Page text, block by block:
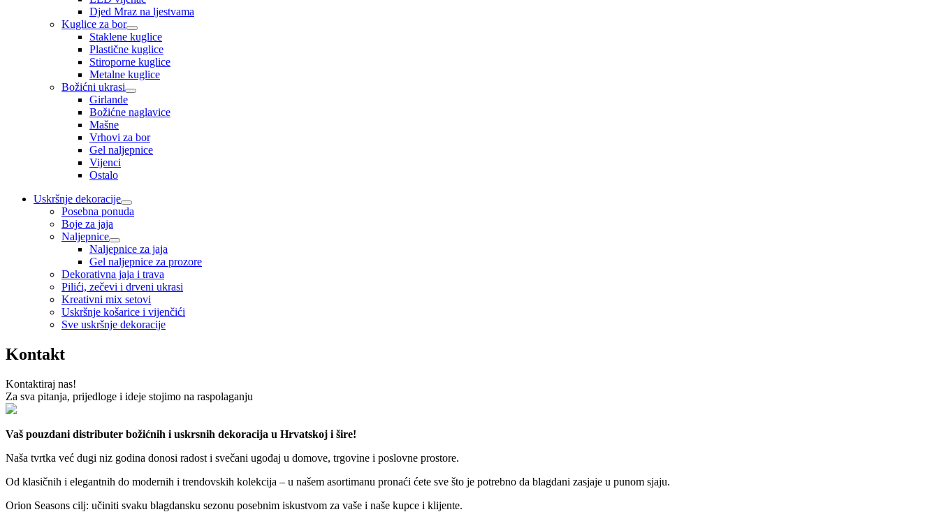
Djed Mraz na ljestvama
Kuglice za bor
Staklene kuglice
Plastične kuglice
Stiroporne kuglice
Metalne kuglice
Božićni ukrasi
Girlande
Božićne naglavice
Mašne
Vrhovi za bor
Gel naljepnice
Vijenci
Ostalo
Uskršnje dekoracije
Posebna ponuda
Boje za jaja
Naljepnice
Naljepnice za jaja
Gel naljepnice za prozore
Dekorativna jaja i trava
Pilići, zečevi i drveni ukrasi
Kreativni mix setovi
Uskršnje košarice i vijenčići
Sve uskršnje dekoracije
Kontakt
Kontaktiraj nas!
Za sva pitanja, prijedloge i ideje stojimo na raspolaganju
Vaš pouzdani distributer božićnih i uskrsnih dekoracija u Hrvatskoj i šire!
Naša tvrtka već dugi niz godina donosi radost i svečani ugođaj u domove, trgovine i poslovne prostore.
Od klasičnih i elegantnih do modernih i trendovskih kolekcija – u našem asortimanu pronaći ćete sve što je potrebno da blagdani zasjaje u punom sjaju.
Orion Seasons cilj: učiniti svaku blagdansku sezonu posebnim iskustvom za vaše i naše kupce i klijente.